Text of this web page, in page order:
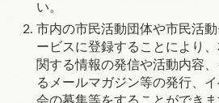
い。
市内の市民活動団体や市民活
ービスに登録することにより
関する情報の発信や活動内容
るメールマガジン等の発行、